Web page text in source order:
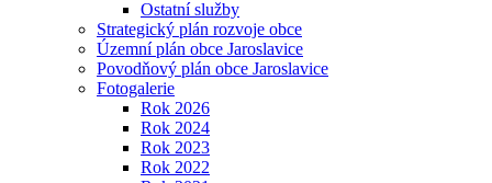
Ostatní služby
Strategický plán rozvoje obce
Územní plán obce Jaroslavice
Povodňový plán obce Jaroslavice
Fotogalerie
Rok 2026
Rok 2024
Rok 2023
Rok 2022